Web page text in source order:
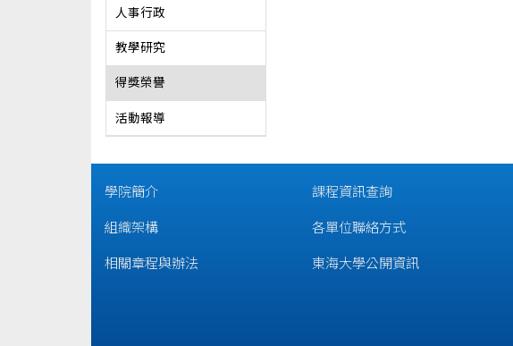
人事行政
教學研究
得獎榮譽
活動報導
學院簡介
組織架構
相關章程與辦法
課程資訊查詢
各單位聯絡方式
東海大學公開資訊